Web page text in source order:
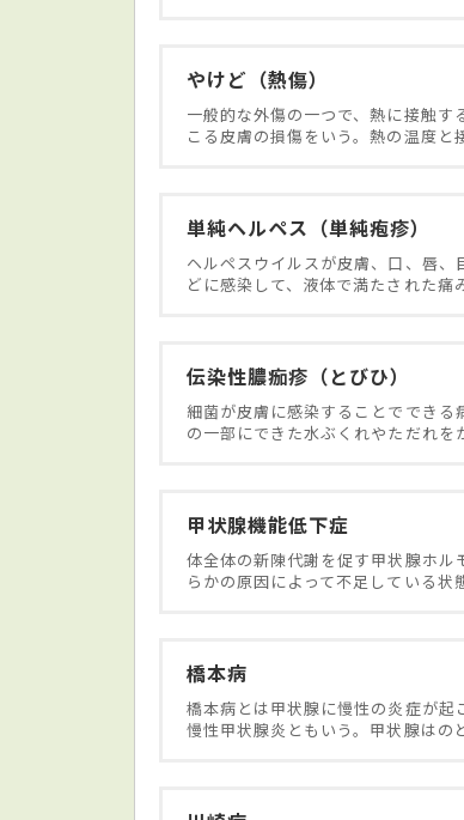
やけど（熱傷）
一般的な外傷の一つで、熱に接触す
こる皮膚の損傷をいう。熱の温度と
単純ヘルペス（単純疱疹）
ヘルペスウイルスが皮膚、口、唇、
どに感染して、液体で満たされた痛
伝染性膿痂疹（とびひ）
細菌が皮膚に感染することでできる
の一部にできた水ぶくれやただれ
甲状腺機能低下症
体全体の新陳代謝を促す甲状腺ホル
らかの原因によって不足している状
橋本病
橋本病とは甲状腺に慢性の炎症が起
慢性甲状腺炎ともいう。甲状腺はの